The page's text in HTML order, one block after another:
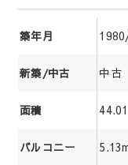
築年月
新築/中古 中古
面積
バルコニー